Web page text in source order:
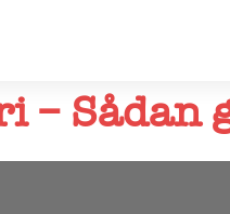
– Sådan